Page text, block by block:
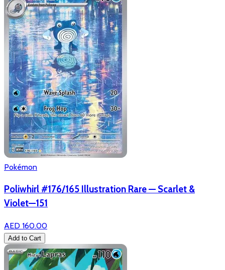
Pokémon
Poliwhirl #176/165 Illustration Rare — Scarlet &
Violet—151
AED 160.00
Add to Cart